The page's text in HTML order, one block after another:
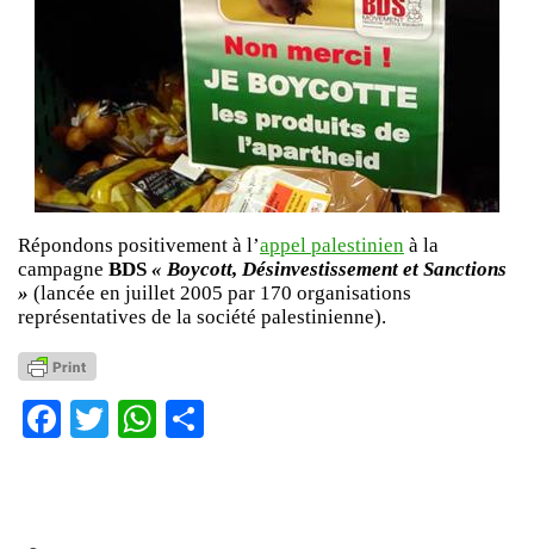
Répondons positivement à l’appel palestinien à la
campagne BDS « Boycott, Désinvestissement et Sanctions
» (lancée en juillet 2005 par 170 organisations
représentatives de la société palestinienne).
Facebook
TwitterWhatsApp